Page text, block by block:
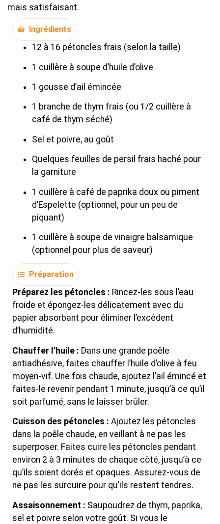
mais satisfaisant.
Ingrédients
12 à 16 pétoncles frais (selon la taille)
1 cuillère à soupe d’huile d’olive
1 gousse d’ail émincée
1 branche de thym frais (ou 1/2 cuillère à
café de thym séché)
Sel et poivre, au goût
Quelques feuilles de persil frais haché pour
la garniture
1 cuillère à café de paprika doux ou piment
d’Espelette (optionnel, pour un peu de
piquant)
1 cuillère à soupe de vinaigre balsamique
(optionnel pour plus de saveur)
Préparation
Préparez les pétoncles : Rincez-les sous l’eau
froide et épongez-les délicatement avec du
papier absorbant pour éliminer l’excédent
d’humidité.
Chauffer l’huile : Dans une grande poêle
antiadhésive, faites chauffer l’huile d’olive à feu
moyen-vif. Une fois chaude, ajoutez l’ail émincé et
faites-le revenir pendant 1 minute, jusqu’à ce qu’il
soit parfumé, sans le laisser brûler.
Cuisson des pétoncles : Ajoutez les pétoncles
dans la poêle chaude, en veillant à ne pas les
superposer. Faites cuire les pétoncles pendant
environ 2 à 3 minutes de chaque côté, jusqu’à ce
qu’ils soient dorés et opaques. Assurez-vous de
ne pas les surcuire pour qu’ils restent tendres.
Assaisonnement : Saupoudrez de thym, paprika,
sel et poivre selon votre goût. Si vous le